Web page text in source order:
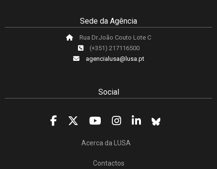
Sede da Agência
Rua Dr.João Couto Lote C
(+351) 217116500
agencialusa@lusa.pt
Social
Acerca da LUSA
Contactos